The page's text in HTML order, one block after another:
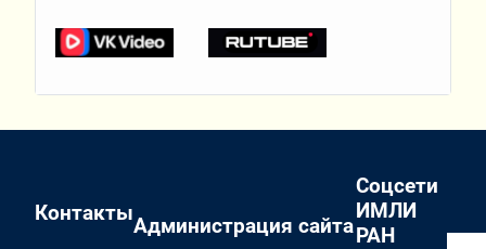
Контакты
Администрация сайта
Соцсети
ИМЛИ
РАН